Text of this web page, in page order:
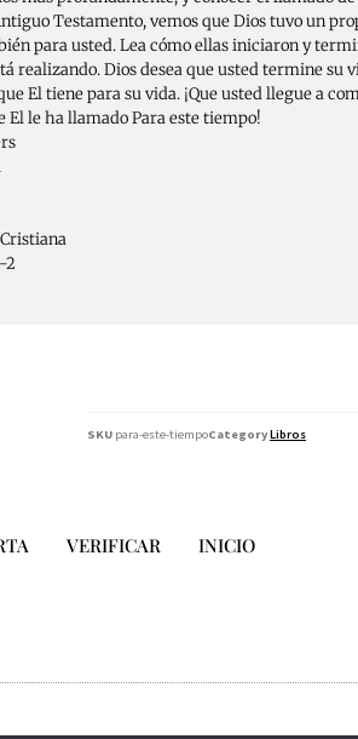
Testamento, vemos que Dios tuvo un
para usted. Lea cómo ellas iniciaron y
realizando. Dios desea que usted termine su
El tiene para su vida. ¡Que usted llegue a
le ha llamado Para este tiempo!
2
SKU para-este-tiempoCategoryLibros
VERIFICAR INICIO